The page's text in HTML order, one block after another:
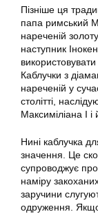
Пізніше ця
папа римський
нареченій
наступник
використовувати
Каблучки з
нареченій у
столітті,
Максиміліана I і
Нині каблучка
значення. Це
супроводжує
наміру
заручини
одруження. Якщо